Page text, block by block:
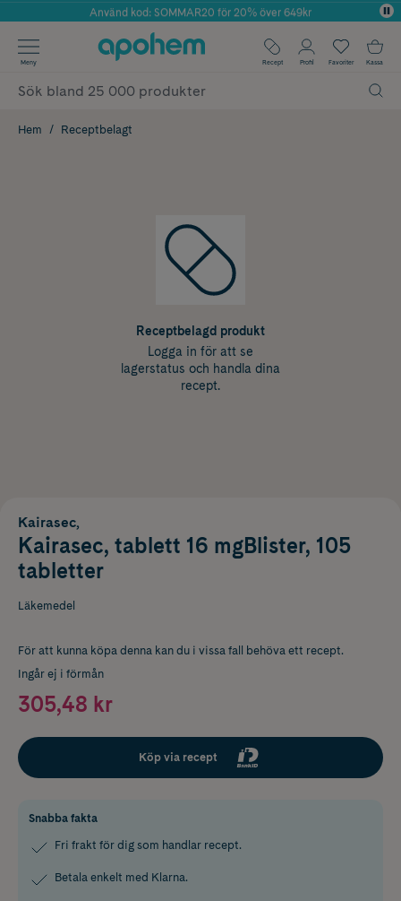
Årets Butik 2025 inom Skönhet
Använd kod: SOMMAR20 för 20% över 649kr
✓ Fri frakt
✓ Poäng på alla köp*
Meny Recept Profil Favoriter Kassa
Hem Receptbelagt
Receptbelagd produkt
Logga in för att se
lagerstatus och handla dina
recept.
Kairasec,
Kairasec, tablett 16 mgBlister, 105
tabletter
Läkemedel
För att kunna köpa denna kan du i vissa fall behöva ett recept.
Ingår ej i förmån
305,48 kr
Köp via recept
Snabba fakta
Fri frakt för dig som handlar recept.
Betala enkelt med Klarna.